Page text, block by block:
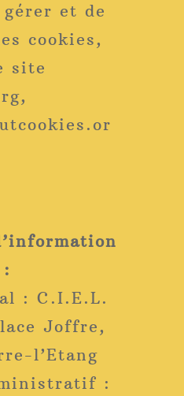
et de
cookies,
site
:
: C.I.E.L.
Joffre,
l’Etang
: